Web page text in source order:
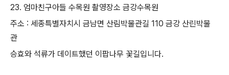
23. 엄마친구아들 수목원 촬영장소 금강수목원
주소 : 세종특별자치시 금남면 산림박물관길 110 금강 산린박물
관
승효와 석류가 데이트했던 이팝나무 꽃길입니다.